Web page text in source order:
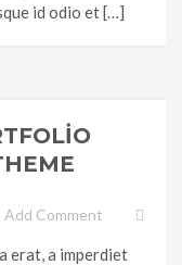
id odio et […]
Add Comment
erat, a imperdiet